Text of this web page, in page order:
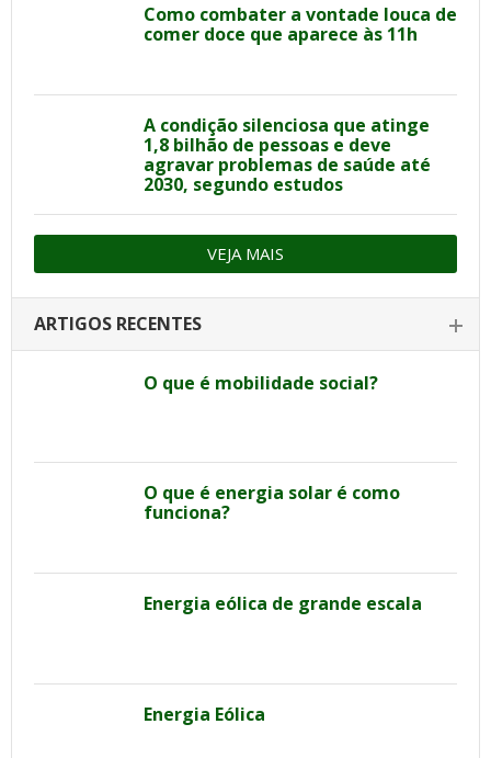
Como combater a vontade louca de
comer doce que aparece às 11h
A condição silenciosa que atinge
1,8 bilhão de pessoas e deve
agravar problemas de saúde até
2030, segundo estudos
VEJA MAIS
ARTIGOS RECENTES
O que é mobilidade social?
O que é energia solar é como
funciona?
Energia eólica de grande escala
Energia Eólica